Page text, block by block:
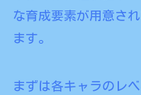
な育成要素が用意さ
ます。
まずは各キャラのレ